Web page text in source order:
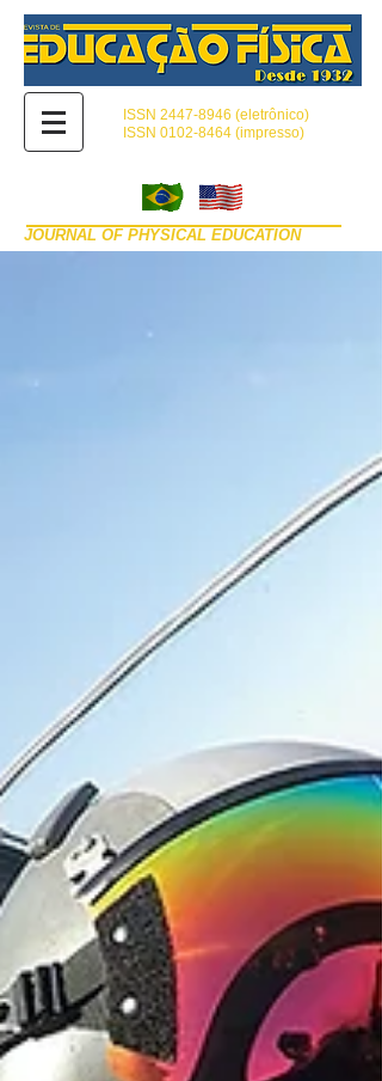
ISSN 2447-8946 (eletrônico)
ISSN 0102-8464 (impresso)
JOURNAL OF PHYSICAL EDUCATION